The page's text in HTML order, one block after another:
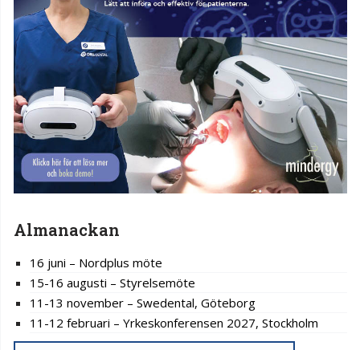
Almanackan
16 juni – Nordplus möte
15-16 augusti – Styrelsemöte
11-13 november – Swedental, Göteborg
11-12 februari – Yrkeskonferensen 2027, Stockholm